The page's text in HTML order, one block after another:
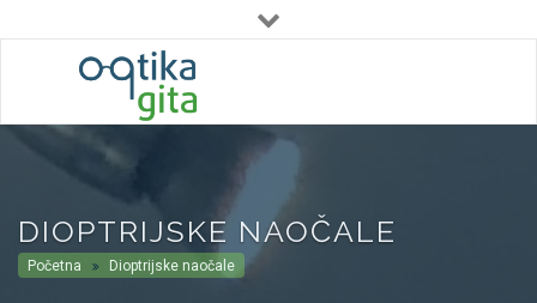
Pon - Pet : 09:00 - 19:00
(+385) 01 3775 931
DIOPTRIJSKE NAOČALE
Početna Dioptrijske naočale